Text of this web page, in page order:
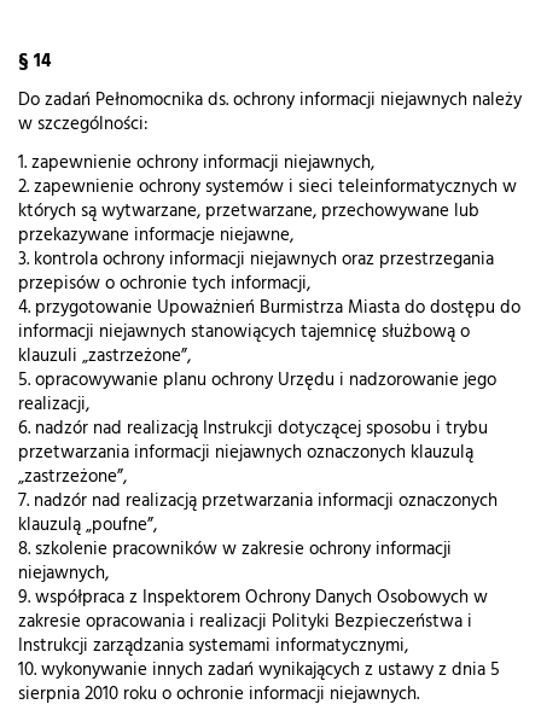
§ 14
Do zadań Pełnomocnika ds. ochrony informacji niejawnych należy
w szczególności:
1. zapewnienie ochrony informacji niejawnych,
2. zapewnienie ochrony systemów i sieci teleinformatycznych w
których są wytwarzane, przetwarzane, przechowywane lub
przekazywane informacje niejawne,
3. kontrola ochrony informacji niejawnych oraz przestrzegania
przepisów o ochronie tych informacji,
4. przygotowanie Upoważnień Burmistrza Miasta do dostępu do
informacji niejawnych stanowiących tajemnicę służbową o
klauzuli „zastrzeżone”,
5. opracowywanie planu ochrony Urzędu i nadzorowanie jego
realizacji,
6. nadzór nad realizacją Instrukcji dotyczącej sposobu i trybu
przetwarzania informacji niejawnych oznaczonych klauzulą
„zastrzeżone”,
7. nadzór nad realizacją przetwarzania informacji oznaczonych
klauzulą „poufne”,
8. szkolenie pracowników w zakresie ochrony informacji
niejawnych,
9. współpraca z Inspektorem Ochrony Danych Osobowych w
zakresie opracowania i realizacji Polityki Bezpieczeństwa i
Instrukcji zarządzania systemami informatycznymi,
10. wykonywanie innych zadań wynikających z ustawy z dnia 5
sierpnia 2010 roku o ochronie informacji niejawnych.